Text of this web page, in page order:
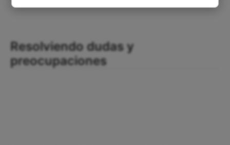
Resolviendo dudas y
preocupaciones